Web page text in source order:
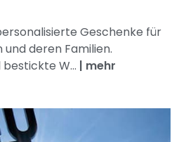
Geschenke für
deren Familien.
W... | mehr